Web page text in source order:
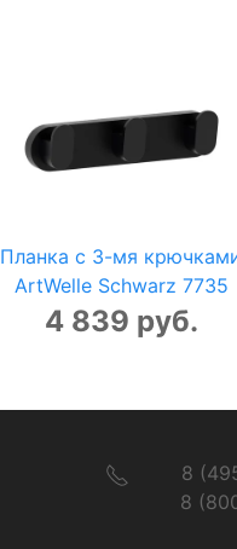
Планка с 3-мя
ArtWelle Schwarz 7735
4 839 руб.
8
8